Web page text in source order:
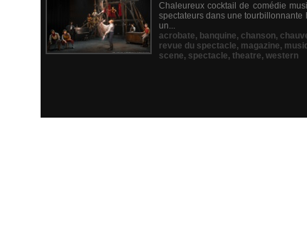
Chaleureux cocktail de comédie
spectateurs dans une tourbillonnante
un...
acrobate, banquine, chanson,
revue du spectacle, magazine,
scene, spectacle, theatre, western